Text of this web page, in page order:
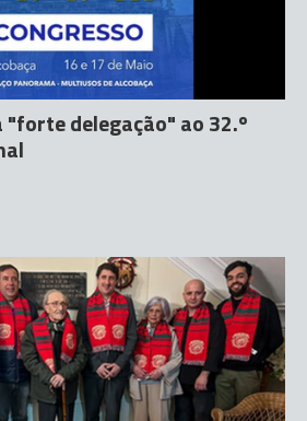
"forte delegação" ao 32.º